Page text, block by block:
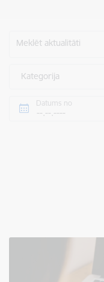
Meklēt aktualitāti
Kategorija
Datums no